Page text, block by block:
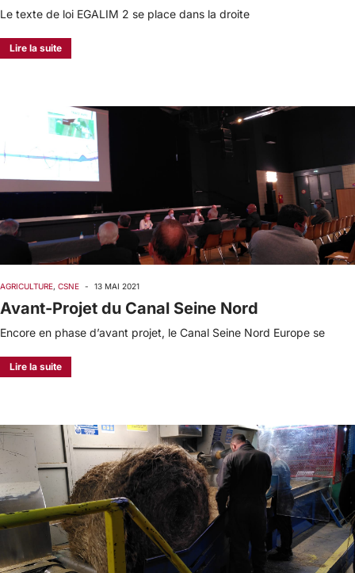
Le texte de loi EGALIM 2 se place dans la droite
Lire la suite
AGRICULTURE, CSNE - 13 MAI 2021
Avant-Projet du Canal Seine Nord
Encore en phase d’avant projet, le Canal Seine Nord Europe se
Lire la suite